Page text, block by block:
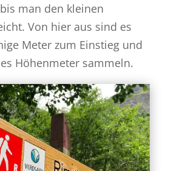
man den kleinen
Von hier aus sind es
Meter zum Einstieg und
Höhenmeter sammeln.